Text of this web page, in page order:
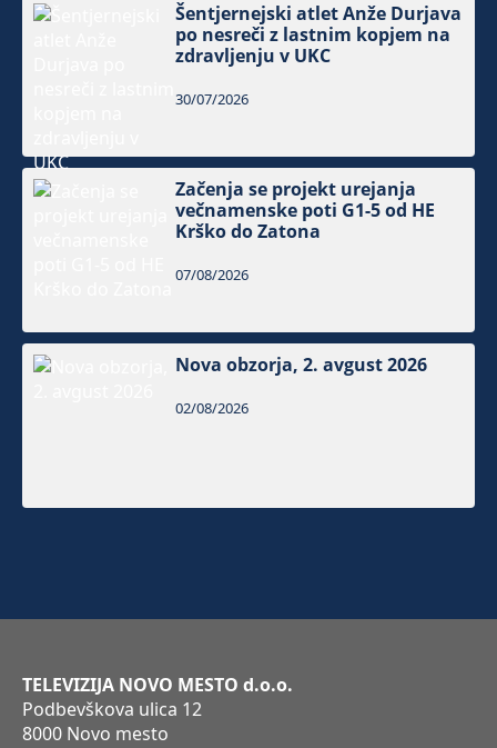
Šentjernejski atlet Anže Durjava
po nesreči z lastnim kopjem na
zdravljenju v UKC
30/07/2026
Začenja se projekt urejanja
večnamenske poti G1-5 od HE
Krško do Zatona
07/08/2026
Nova obzorja, 2. avgust 2026
02/08/2026
TELEVIZIJA NOVO MESTO d.o.o.
Podbevškova ulica 12
8000 Novo mesto